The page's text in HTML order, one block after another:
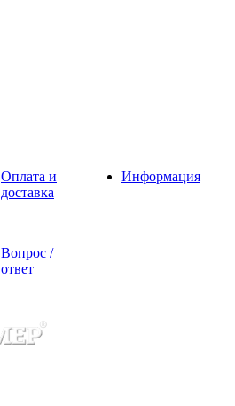
Оплата и
доставка
Информация
Вопрос /
ответ